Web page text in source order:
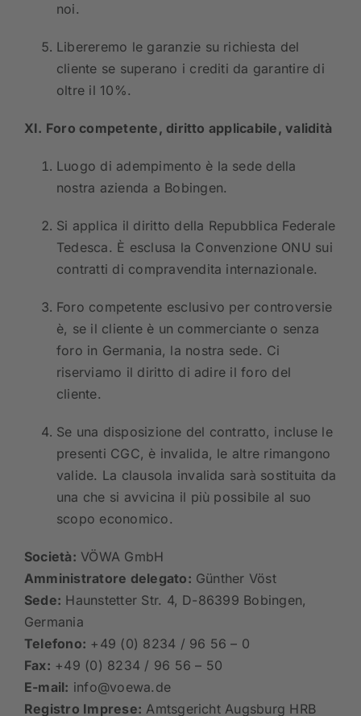
noi.
Libereremo le garanzie su richiesta del
cliente se superano i crediti da garantire di
oltre il 10%.
XI. Foro competente, diritto applicabile, validità
Luogo di adempimento è la sede della
nostra azienda a Bobingen.
Si applica il diritto della Repubblica Federale
Tedesca. È esclusa la Convenzione ONU sui
contratti di compravendita internazionale.
Foro competente esclusivo per controversie
è, se il cliente è un commerciante o senza
foro in Germania, la nostra sede. Ci
riserviamo il diritto di adire il foro del
cliente.
Se una disposizione del contratto, incluse le
presenti CGC, è invalida, le altre rimangono
valide. La clausola invalida sarà sostituita da
una che si avvicina il più possibile al suo
scopo economico.
Società: VÖWA GmbH
Amministratore delegato: Günther Vöst
Sede: Haunstetter Str. 4, D-86399 Bobingen,
Germania
Telefono: +49 (0) 8234 / 96 56 – 0
Fax: +49 (0) 8234 / 96 56 – 50
E-mail: info@voewa.de
Registro Imprese: Amtsgericht Augsburg HRB